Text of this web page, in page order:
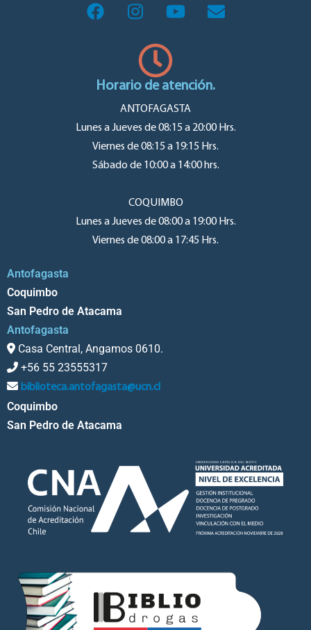
Horario de atención.
ANTOFAGASTA
Lunes a Jueves de 08:15 a 20:00 Hrs.
Viernes de 08:15 a 19:15 Hrs.
Sábado de 10:00 a 14:00 hrs.
COQUIMBO
Lunes a Jueves de 08:00 a 19:00 Hrs.
Viernes de 08:00 a 17:45 Hrs.
Antofagasta
Coquimbo
San Pedro de Atacama
Antofagasta
Casa Central, Angamos 0610.
+56 55 23555317
biblioteca.antofagasta@ucn.cl
Coquimbo
San Pedro de Atacama